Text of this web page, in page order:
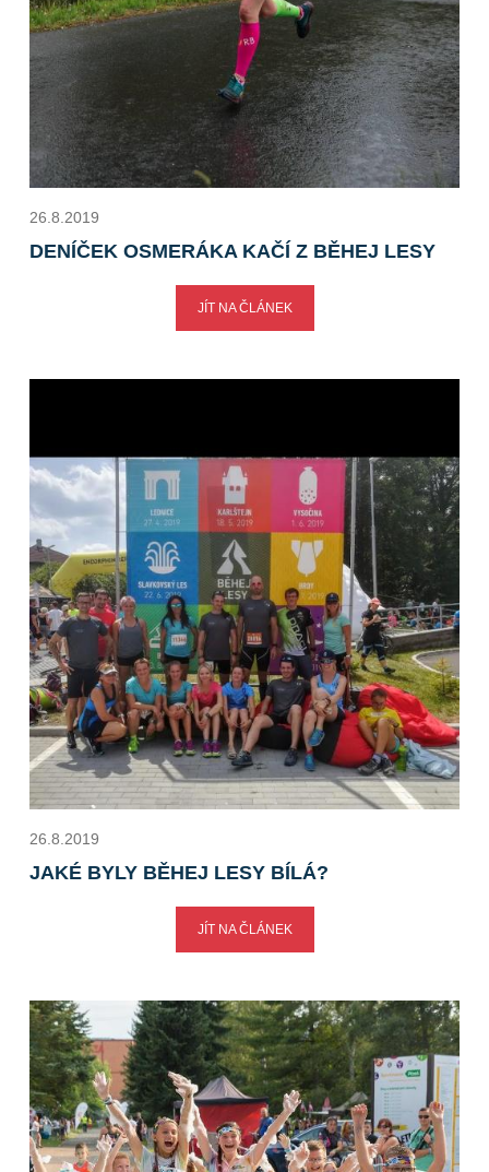
26.8.2019
DENÍČEK OSMERÁKA KAČÍ Z BĚHEJ LESY
JÍT NA ČLÁNEK
26.8.2019
JAKÉ BYLY BĚHEJ LESY BÍLÁ?
JÍT NA ČLÁNEK